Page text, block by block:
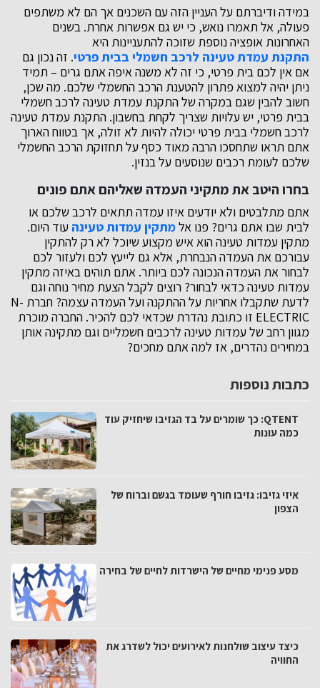
במידה ודיברתם על העניין הזה עם השכנים אך הם לא משתפים
פעולה, אל תאמרו נואש, כי יש גם אפשרות אחרת. בשנים
האחרונות אופציה נוספת שזוכה להתעניינות היא
התקנת עמדת טעינה לרכב חשמלי בבית פרטי. זה נכון גם
אם אין לכם בית פרטי, כי זה לא משנה איפה אתם גרים – תמיד
ניתן יהיה למצוא פתרון להטענת הרכב החשמלי שלכם. מה שכן,
חשוב להבין שגם במקרה של התקנת עמדת טעינה לרכב חשמלי
בבית פרטי, יש עלויות שצריך לקחת בחשבון. התקנת עמדת טעינה
לרכב חשמלי בבית פרטי יכולה להיות לא זולה, אך בטווח הארוך
אתם תראו שתחסכו הרבה מאוד כסף על תחזוקת הרכב החשמלי
שלכם לעומת רכבים שנוסעים על בנזין.
בחרו היטב את מתקיני העמדה שאליהם אתם פונים
אתם מתלבטים ולא יודעים איזו עמדה תתאים לרכב שלכם או
לבית שבו אתם גרים? פנו אלמתקין עמדות טעינה עוד היום.
מתקין עמדות טעינה הוא איש מקצוע שיוכל לא רק להתקין
עבורכם את העמדה הנבחרת, אלא גם לייעץ לכם ולעזור לכם
לבחור את העמדה הנכונה לכם ביותר. אתם תוהים באיזה מתקין
עמדות טעינה כדאי לבחור? רוצים לקבל הצעת מחיר נוחה וגם
לדעת שתקבלו אחריות על ההתקנה ועל העמדה עצמה? חברת N-
ELECTRIC זו כתובת נהדרת שכדאי לכם להכיר. החברה מוכרת
מגוון רחב של עמדות טעינה לרכבים חשמליים וגם מתקינה אותן
במחירים נהדרים, אז למה אתם מחכים?
כתבות נוספות
QTENT: כך שומרים על בד הגזיבו שיחזיק עוד
כמה עונות
איזי גזיבו: גזיבו חורף שעומד בגשם וברוח של
הצפון
מסע פנימי מחיים של הישרדות לחיים של בחירה
כיצד עיצוב שולחנות לאירועים יכול לשדרג את
החוויה